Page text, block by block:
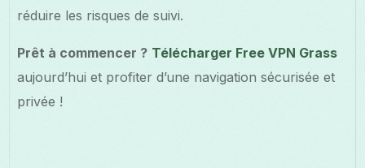
réduire les risques de suivi.
Prêt à commencer ? Télécharger Free VPN Grass
aujourd’hui et profiter d’une navigation sécurisée et
privée !